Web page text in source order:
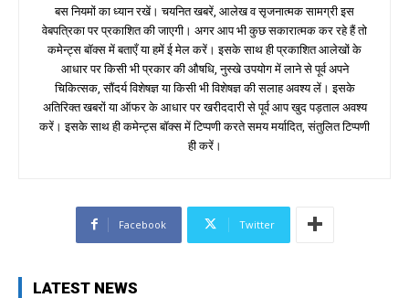
बस नियमों का ध्यान रखें। चयनित खबरें, आलेख व सृजनात्मक सामग्री इस
वेबपत्रिका पर प्रकाशित की जाएगी। अगर आप भी कुछ सकारात्मक कर रहे हैं तो
कमेन्ट्स बॉक्स में बताएँ या हमें ई मेल करें। इसके साथ ही प्रकाशित आलेखों के
आधार पर किसी भी प्रकार की औषधि, नुस्खे उपयोग में लाने से पूर्व अपने
चिकित्सक, सौंदर्य विशेषज्ञ या किसी भी विशेषज्ञ की सलाह अवश्य लें। इसके
अतिरिक्त खबरों या ऑफर के आधार पर खरीददारी से पूर्व आप खुद पड़ताल अवश्य
करें। इसके साथ ही कमेन्ट्स बॉक्स में टिप्पणी करते समय मर्यादित, संतुलित टिप्पणी
ही करें।
Facebook Twitter
LATEST NEWS